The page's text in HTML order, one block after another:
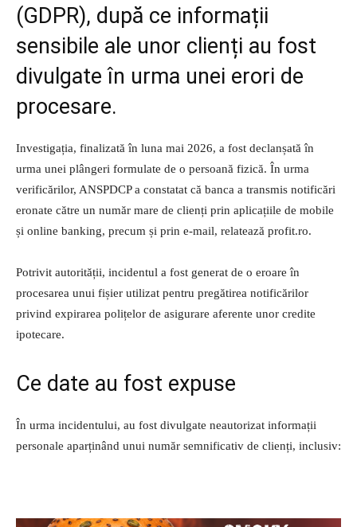
(GDPR), după ce informații
sensibile ale unor clienți au fost
divulgate în urma unei erori de
procesare.
Investigația, finalizată în luna mai 2026, a fost declanșată în
urma unei plângeri formulate de o persoană fizică. În urma
verificărilor, ANSPDCP a constatat că banca a transmis notificări
eronate către un număr mare de clienți prin aplicațiile de mobile
și online banking, precum și prin e-mail, relatează profit.ro.
Potrivit autorității, incidentul a fost generat de o eroare în
procesarea unui fișier utilizat pentru pregătirea notificărilor
privind expirarea polițelor de asigurare aferente unor credite
ipotecare.
Ce date au fost expuse
În urma incidentului, au fost divulgate neautorizat informații
personale aparținând unui număr semnificativ de clienți, inclusiv: